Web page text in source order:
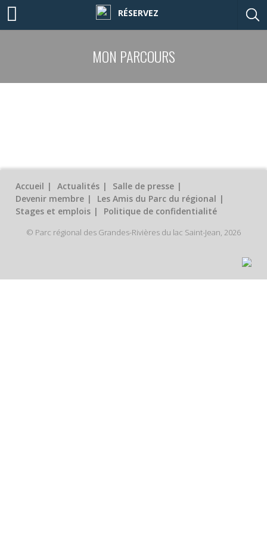
RÉSERVEZ
MON PARCOURS
Accueil Actualités
Salle de presse
Devenir membre
Les Amis du Parc du régional
Stages et emplois
Politique de confidentialité
© Parc régional des Grandes-Rivières du lac Saint-Jean, 2026